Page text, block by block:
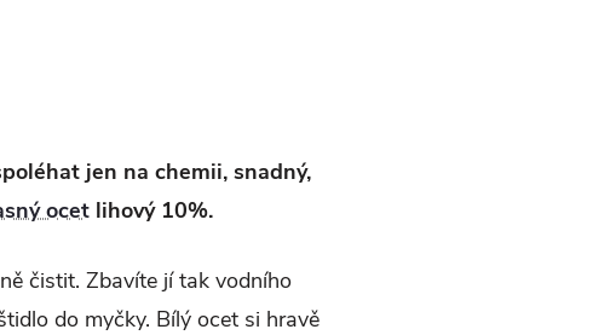
jen na chemii, snadný,
ocetlihový 10%.
čistit. Zbavíte jí tak vodního
do myčky. Bílý ocet si hravě